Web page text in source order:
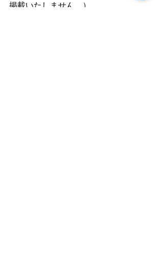
掲載いたしません。）